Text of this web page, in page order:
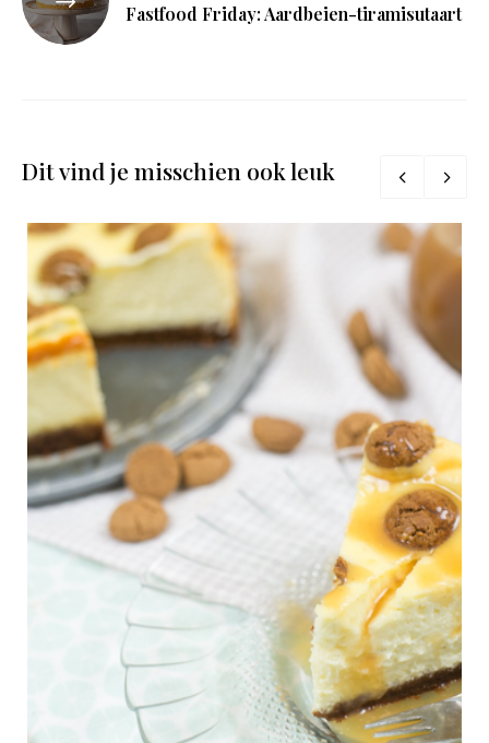
Fastfood Friday: Aardbeien-tiramisutaart
Dit vind je misschien ook leuk